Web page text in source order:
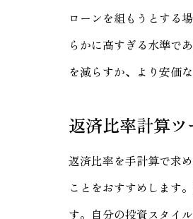
ローンを組もうとする
らかに高すぎる水準で
を減らすか、より安価
返済比率計算
返済比率を手計算で求
ことをおすすめします
す。自分の投資スタイ